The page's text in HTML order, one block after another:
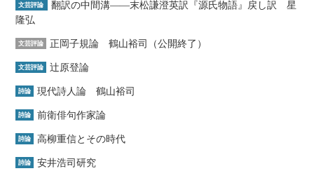
文芸評論
翻訳の中間溝――末松謙澄英訳『源氏物語』戻し訳 星
隆弘
文芸評論 正岡子規論 鶴山裕司（公開終了）
文芸評論 辻原登論
詩論 現代詩人論 鶴山裕司
詩論 前衛俳句作家論
詩論 高柳重信とその時代
詩論 安井浩司研究